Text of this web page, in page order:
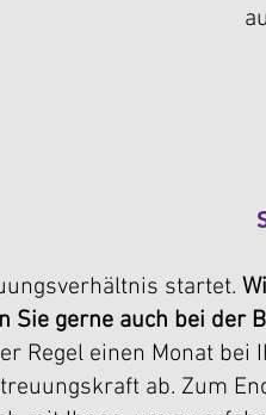
startet.
Sie gerne auch bei der
Regel einen Monat
ab. Zum